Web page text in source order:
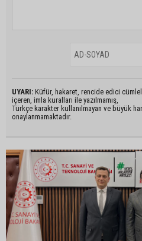
UYARI: Küfür, hakaret, rencide edici
içeren, imla kuralları ile yazılmamış,
Türkçe karakter kullanılmayan ve büyük
onaylanmamaktadır.